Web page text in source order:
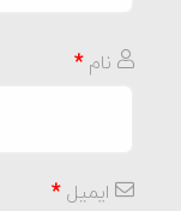
نام*
ایمیل*